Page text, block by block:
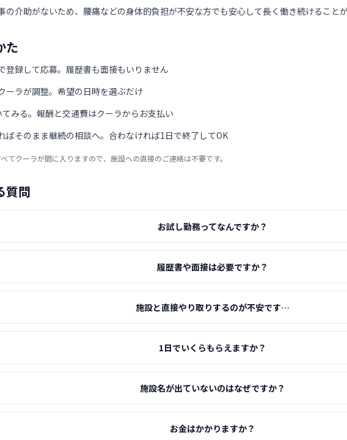
の介助がないため、腰痛などの身体的負担が不安な方でも安心して長く働き続けることが
た
登録して応募。履歴書も面接もいりません
ーラが調整。希望の日時を選ぶだけ
てみる。報酬と交通費はクーラからお支払い
ばそのまま継続の相談へ。合わなければ1日で終了してOK
てクーラが間に入りますので、施設への直接のご連絡は不要です。
質問
お試し勤務ってなんですか？
履歴書や面接は必要ですか？
施設と直接やり取りするのが不安です…
1日でいくらもらえますか？
施設名が出ていないのはなぜですか？
お金はかかりますか？